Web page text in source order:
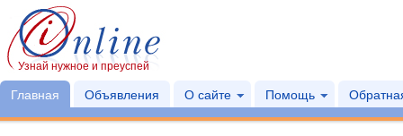
Узнай нужное и преуспей
Главная Объявления О сайте Помощь